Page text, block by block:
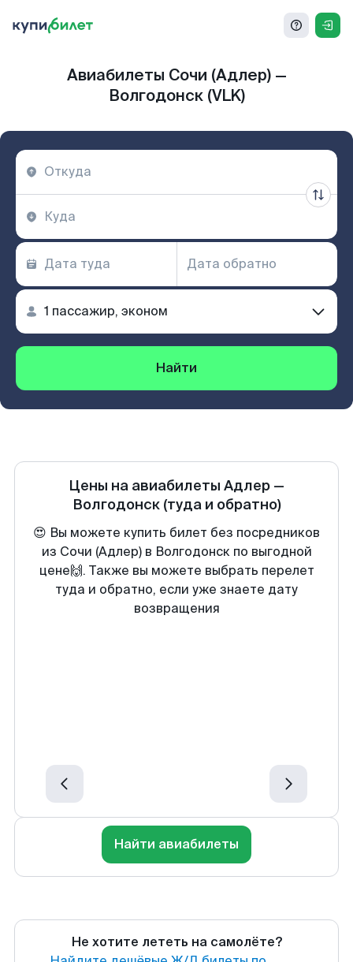
Авиабилеты Сочи (Адлер) —
Волгодонск (VLK)
Найти
Цены на авиабилеты Адлер —
Волгодонск (туда и обратно)
😍 Вы можете купить билет без посредников
из Сочи (Адлер) в Волгодонск по выгодной
цене🙌. Также вы можете выбрать перелет
туда и обратно, если уже знаете дату
возвращения
Найти авиабилеты
Не хотите лететь на самолёте?